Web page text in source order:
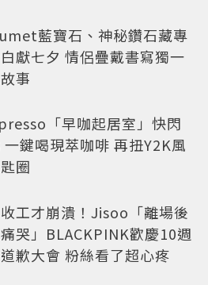
藍寶石、神秘鑽石藏專
獻七夕 情侶疊戴書寫獨一
事
「早咖起居室」快閃
一鍵喝現萃咖啡 再扭Y2K風
圈
工才崩潰！Jisoo「離場後
哭」BLACKPINK歡慶10週
歉大會 粉絲看了超心疼